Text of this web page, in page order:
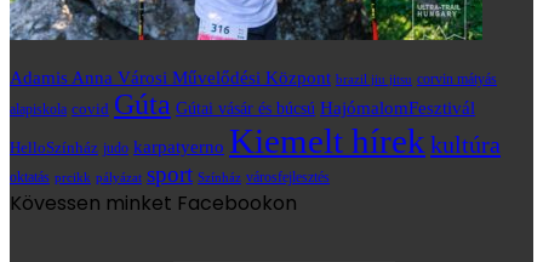
Adamis Anna Városi Művelődési Központ brazil jiu jitsu corvin mátyás
alapiskola covid Gúta Gútai vásár és búcsú HajómalomFesztivál
HelloSzínház judo karpatyerno Kiemelt hírek kultúra
oktatás prcikk pályázat sport Színház városfejlesztés
Kövessen minket Facebookon